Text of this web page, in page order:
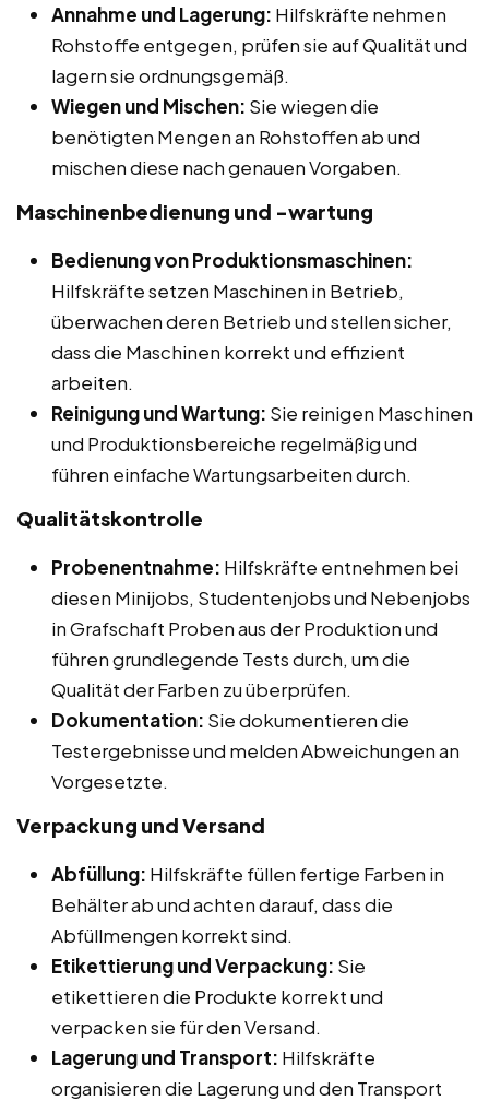
Annahme und Lagerung: Hilfskräfte nehmen
Rohstoffe entgegen, prüfen sie auf Qualität und
lagern sie ordnungsgemäß.
Wiegen und Mischen: Sie wiegen die
benötigten Mengen an Rohstoffen ab und
mischen diese nach genauen Vorgaben.
Maschinenbedienung und -wartung
Bedienung von Produktionsmaschinen:
Hilfskräfte setzen Maschinen in Betrieb,
überwachen deren Betrieb und stellen sicher,
dass die Maschinen korrekt und effizient
arbeiten.
Reinigung und Wartung: Sie reinigen Maschinen
und Produktionsbereiche regelmäßig und
führen einfache Wartungsarbeiten durch.
Qualitätskontrolle
Probenentnahme: Hilfskräfte entnehmen bei
diesen Minijobs, Studentenjobs und Nebenjobs
in Grafschaft Proben aus der Produktion und
führen grundlegende Tests durch, um die
Qualität der Farben zu überprüfen.
Dokumentation: Sie dokumentieren die
Testergebnisse und melden Abweichungen an
Vorgesetzte.
Verpackung und Versand
Abfüllung: Hilfskräfte füllen fertige Farben in
Behälter ab und achten darauf, dass die
Abfüllmengen korrekt sind.
Etikettierung und Verpackung: Sie
etikettieren die Produkte korrekt und
verpacken sie für den Versand.
Lagerung und Transport: Hilfskräfte
organisieren die Lagerung und den Transport